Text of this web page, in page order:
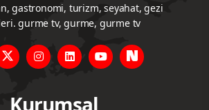
gastronomi, turizm, seyahat, gezi
gurme tv, gurme, gurme tv
Kurumsal